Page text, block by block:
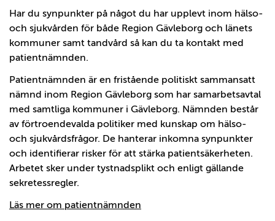
Har du synpunkter på något du har upplevt inom hälso-
och sjukvården för både Region Gävleborg och länets
kommuner samt tandvård så kan du ta kontakt med
patientnämnden.
Patientnämnden är en fristående politiskt sammansatt
nämnd inom Region Gävleborg som har samarbetsavtal
med samtliga kommuner i Gävleborg. Nämnden består
av förtroendevalda politiker med kunskap om hälso-
och sjukvårdsfrågor. De hanterar inkomna synpunkter
och identifierar risker för att stärka patientsäkerheten.
Arbetet sker under tystnadsplikt och enligt gällande
sekretessregler.
Läs mer om patientnämnden